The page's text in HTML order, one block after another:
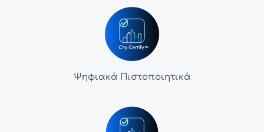
Ψηφιακά Πιστοποιητικά